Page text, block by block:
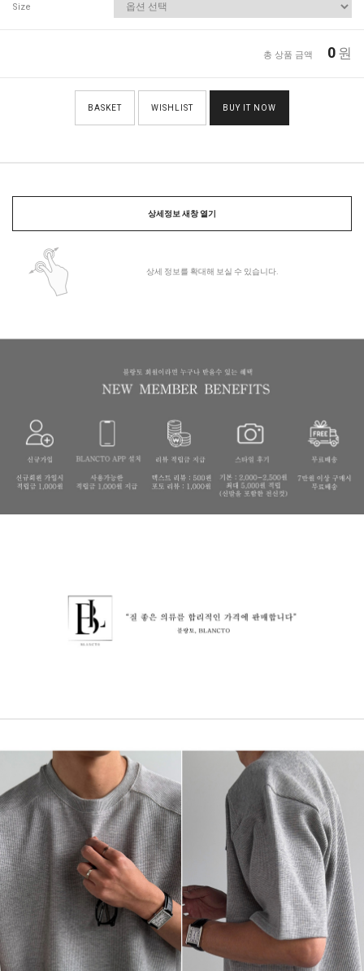
Size
총 상품 금액 0 원
BASKET WISHLIST BUY IT NOW
상세정보 새창 열기
상세 정보를 확대해 보실 수 있습니다.